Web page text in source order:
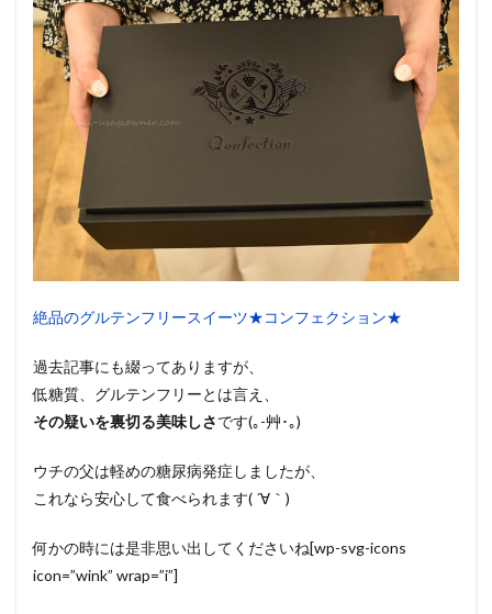
絶品のグルテンフリースイーツ★コンフェクション★
過去記事にも綴ってありますが、
低糖質、グルテンフリーとは言え、
その疑いを裏切る美味しさです(｡-艸･｡)
ウチの父は軽めの糖尿病発症しましたが、
これなら安心して食べられます( ´∀｀)
何かの時には是非思い出してくださいね[wp-svg-icons
icon=”wink” wrap=”i”]